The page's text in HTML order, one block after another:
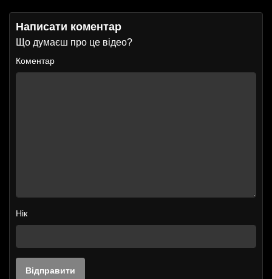
Написати коментар
Що думаєш про це відео?
Коментар
Нік